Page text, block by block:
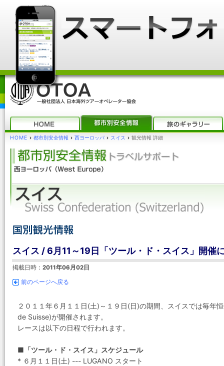
HOME › 都市別安全情報 › 西ヨーロッパ › スイス › 観光情報 詳細
スイス / 6月11～19日「ツール・ド・スイス」開催
掲載日時： 2011年06月02日
前のページへ戻る
２０１１年６月１１日(土)～１９日(日)の期間、スイスでは毎年
de Suisse)が開催されます。
レースは以下の日程で行われます。
■「ツール・ド・スイス」スケジュール
* ６月１１日(土) --- LUGANO スタート